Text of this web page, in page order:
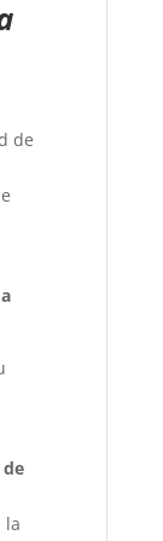
de
la